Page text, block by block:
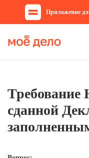
Приложение
Требование
сданной